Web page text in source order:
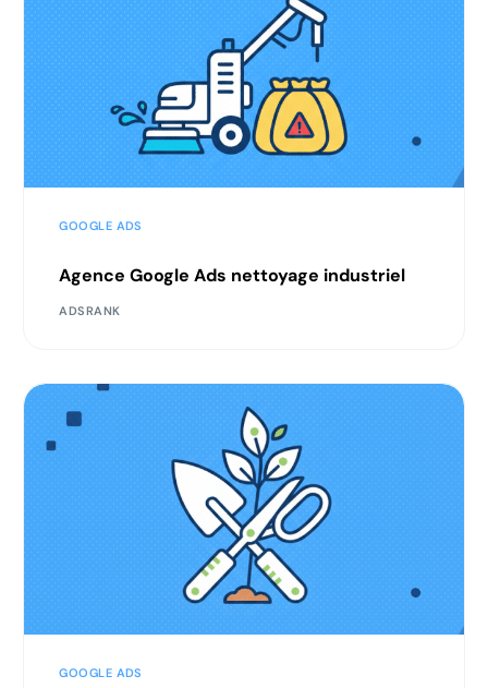
GOOGLE ADS
Agence Google Ads nettoyage industriel
ADSRANK
GOOGLE ADS